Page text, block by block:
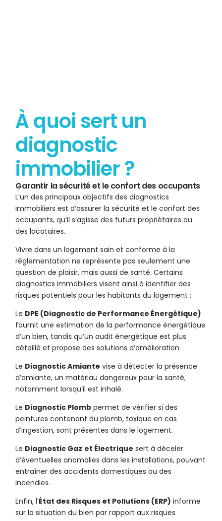
À quoi sert un
diagnostic
immobilier ?
Garantir la sécurité et le confort des occupants
L’un des principaux objectifs des diagnostics
immobiliers est d’assurer la sécurité et le confort des
occupants, qu’il s’agisse des futurs propriétaires ou
des locataires.
Vivre dans un logement sain et conforme à la
réglementation ne représente pas seulement une
question de plaisir, mais aussi de santé. Certains
diagnostics immobiliers visent ainsi à identifier des
risques potentiels pour les habitants du logement :
Le DPE (Diagnostic de Performance Énergétique)
fournit une estimation de la performance énergétique
d’un bien, tandis qu’un audit énergétique est plus
détaillé et propose des solutions d’amélioration.
Le Diagnostic Amiante vise à détecter la présence
d’amiante, un matériau dangereux pour la santé,
notamment lorsqu’il est inhalé.
Le Diagnostic Plomb permet de vérifier si des
peintures contenant du plomb, toxique en cas
d’ingestion, sont présentes dans le logement.
Le Diagnostic Gaz et Électrique sert à déceler
d’éventuelles anomalies dans les installations, pouvant
entraîner des accidents domestiques ou des
incendies.
Enfin, l’État des Risques et Pollutions (ERP) informe
sur la situation du bien par rapport aux risques